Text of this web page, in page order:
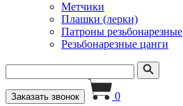
Метчики
Плашки (лерки)
Патроны резьбонарезные
Резьбонарезные цанги
Заказать звонок 0